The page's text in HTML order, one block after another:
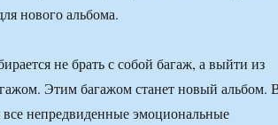
нового альбома.
не брать с собой багаж, а выйти из
Этим багажом станет новый альбом.
все непредвиденные эмоциональные